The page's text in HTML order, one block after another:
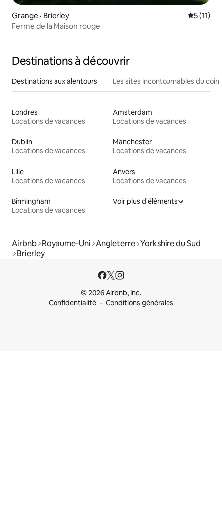
Grange · Brierley Note
5 (11)
Ferme de la Maison rouge
Destinations à découvrir
Destinations aux alentours Les sites incontournables du coin
Londres
Locations de vacances
Amsterdam
Locations de vacances
Dublin
Locations de vacances
Manchester
Locations de vacances
Lille
Locations de vacances
Anvers
Locations de vacances
Birmingham
Locations de vacances
Voir plus d'éléments
Airbnb Royaume-Uni Angleterre Yorkshire du Sud
Brierley
© 2026 Airbnb, Inc.
Confidentialité
Conditions générales